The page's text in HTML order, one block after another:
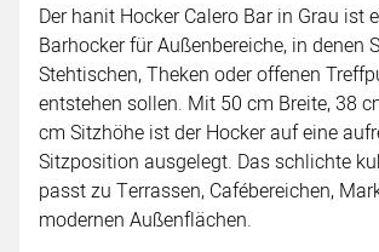
Der hanit Hocker Calero Bar in Grau ist
Barhocker für Außenbereiche, in denen
Stehtischen, Theken oder offenen
entstehen sollen. Mit 50 cm Breite, 38
cm Sitzhöhe ist der Hocker auf eine
Sitzposition ausgelegt. Das schlichte
passt zu Terrassen, Cafébereichen,
modernen Außenflächen.